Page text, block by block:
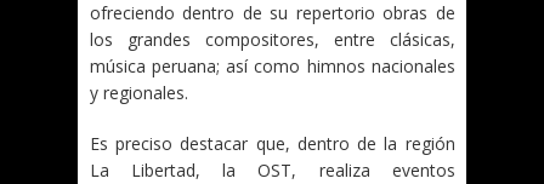
ofreciendo dentro de su repertorio obras de
los grandes compositores, entre clásicas,
música peruana; así como himnos nacionales
y regionales.
Es preciso destacar que, dentro de la región
La Libertad, la OST, realiza eventos